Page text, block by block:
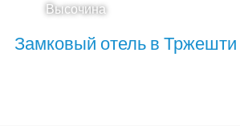
Высочина
Замковый отель в Тржешти